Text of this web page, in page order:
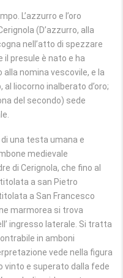
L’azzurro e l’oro
(D’azzurro, alla
nell’atto di spezzare
presule è nato e ha
nomina vescovile, e la
al liocorno inalberato d’oro;
del secondo) sede
di una testa umana e
medievale
di Cerignola, che fino al
a san Pietro
a San Francesco
marmorea si trova
ingresso laterale. Si tratta
in amboni
vede nella figura
vinto e superato dalla fede